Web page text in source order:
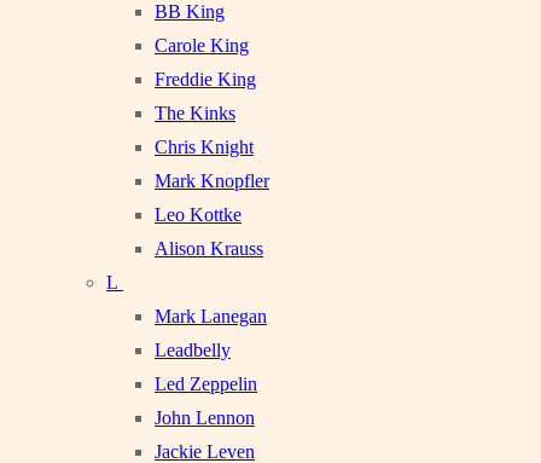
BB King
Carole King
Freddie King
The Kinks
Chris Knight
Mark Knopfler
Leo Kottke
Alison Krauss
L
Mark Lanegan
Leadbelly
Led Zeppelin
John Lennon
Jackie Leven